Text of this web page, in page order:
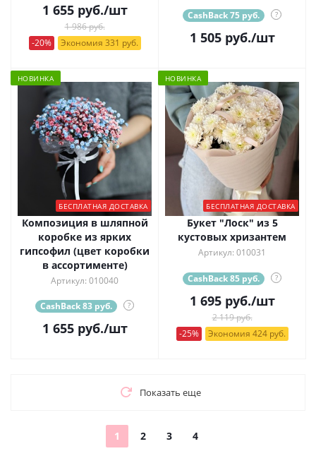
1 655руб./шт
1 986 руб.
-20%
Экономия 331 руб.
CashBack 75 руб. ?
1 505руб./шт
НОВИНКА
БЕСПЛАТНАЯ ДОСТАВКА
Композиция в шляпной
коробке из ярких
гипсофил (цвет коробки
в ассортименте)
Артикул: 010040
CashBack 83 руб. ?
1 655руб./шт
НОВИНКА
БЕСПЛАТНАЯ ДОСТАВКА
Букет "Лоск" из 5
кустовых хризантем
Артикул: 010031
CashBack 85 руб. ?
1 695руб./шт
2 119 руб.
-25%
Экономия 424 руб.
Показать еще
1 2 3 4